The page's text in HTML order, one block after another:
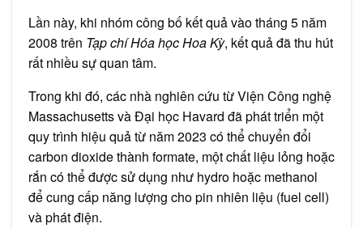
Lần này, khi nhóm công bố kết quả vào tháng 5 năm
2008 trên Tạp chí Hóa học Hoa Kỳ, kết quả đã thu hút
rất nhiều sự quan tâm.
Trong khi đó, các nhà nghiên cứu từ Viện Công nghệ
Massachusetts và Đại học Havard đã phát triển một
quy trình hiệu quả từ năm 2023 có thể chuyển đổi
carbon dioxide thành formate, một chất liệu lỏng hoặc
rắn có thể được sử dụng như hydro hoặc methanol
để cung cấp năng lượng cho pin nhiên liệu (fuel cell)
và phát điện.